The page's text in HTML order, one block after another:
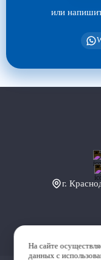
или
г.
На сайте
данных с